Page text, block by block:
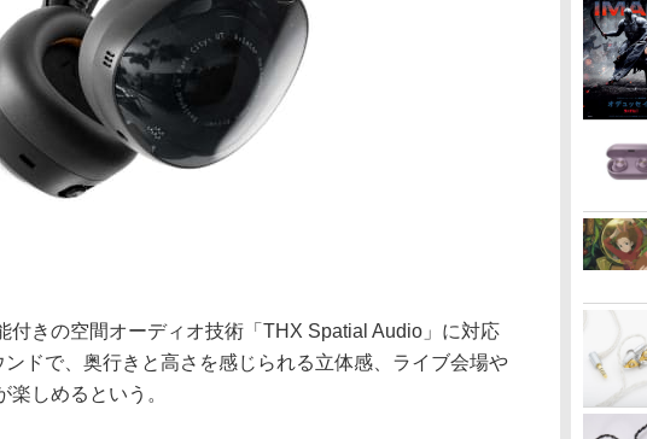
付きの空間オーディオ技術「THX Spatial Audio」に対応
ンドで、奥行きと高さを感じられる立体感、ライブ会場や
楽しめるという。